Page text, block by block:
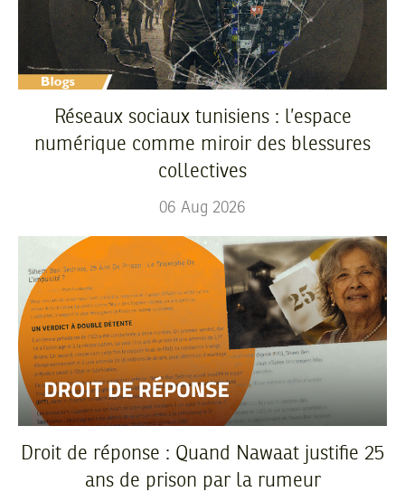
Réseaux sociaux tunisiens : l’espace
numérique comme miroir des blessures
collectives
06 Aug 2026
Droit de réponse : Quand Nawaat justifie 25
ans de prison par la rumeur